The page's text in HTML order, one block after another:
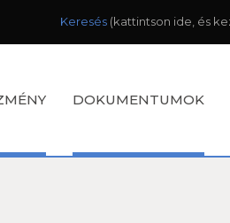
Keresés
DOKUMENTUMOK